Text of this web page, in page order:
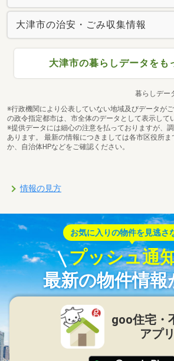
大津市の治安・ごみ収集情報
大津市の暮らしデータをも
暮らしデー
※行政機関により公表していない地域及びデータが
の政令指定都市は、市全体のデータとして表示して
※提供データには細心の注意を払っておりますが、
あります。 最新の情報につきましては各市区役所ま
か、自治体HPなどをご確認ください。
情報の見方
お気に入りの物件を見逃さ
プッシュ通
最新の物件情報
goo住宅・
アプリ